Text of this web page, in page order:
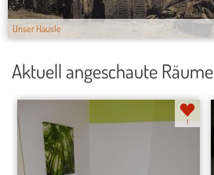
Unser Häusle
Aktuell angeschaute Räume
1